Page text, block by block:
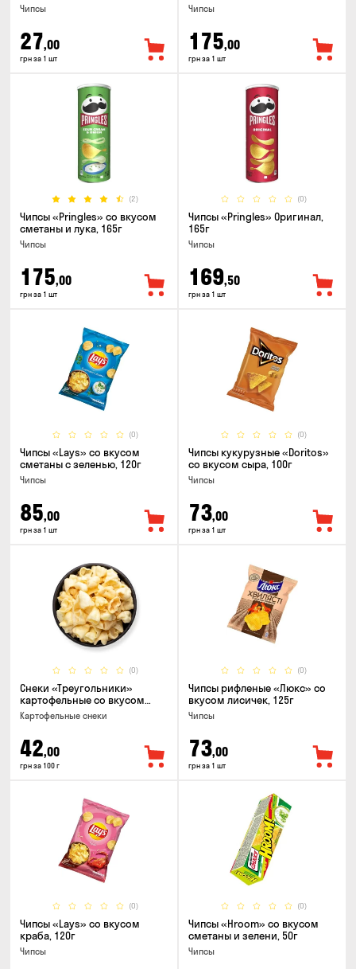
Чипсы
27,00
грн за 1 шт
Чипсы
175,00
грн за 1 шт
(2)
Чипсы «Pringles» со вкусом
сметаны и лука, 165г
Чипсы
175,00
грн за 1 шт
(0)
Чипсы «Pringles» Оригинал,
165г
Чипсы
169,50
грн за 1 шт
(0)
Чипсы «Lays» со вкусом
сметаны с зеленью, 120г
Чипсы
85,00
грн за 1 шт
(0)
Чипсы кукурузные «Doritos»
со вкусом сыра, 100г
Чипсы
73,00
грн за 1 шт
(0)
Снеки «Треугольники»
картофельные со вкусом
сметаны с луком
Картофельные снеки
42,00
грн за 100 г
(0)
Чипсы рифленые «Люкс» со
вкусом лисичек, 125г
Чипсы
73,00
грн за 1 шт
(0)
Чипсы «Lays» со вкусом
краба, 120г
Чипсы
(0)
Чипсы «Hroom» со вкусом
сметаны и зелени, 50г
Чипсы